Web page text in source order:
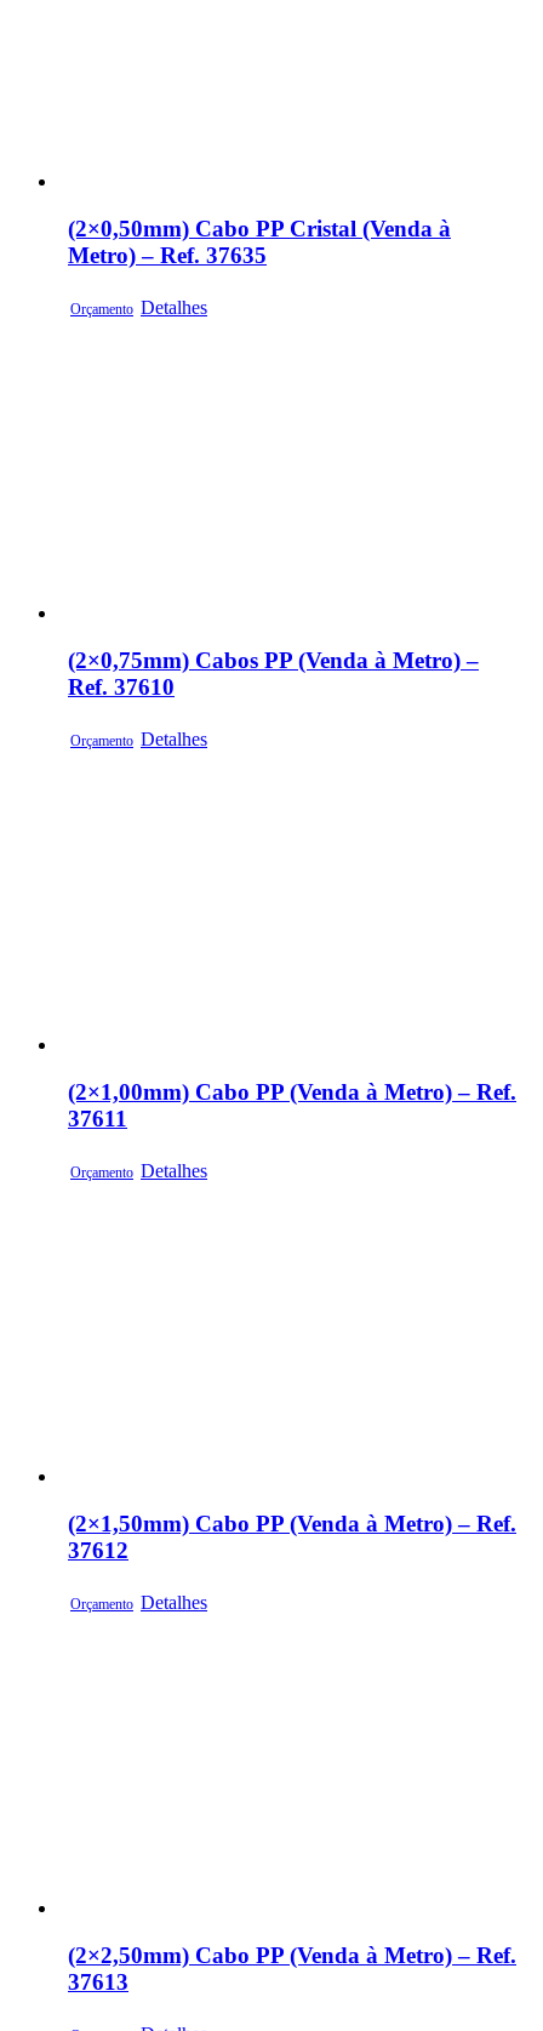
(2×0,50mm) Cabo PP Cristal (Venda à
Metro) – Ref. 37635
Orçamento Detalhes
(2×0,75mm) Cabos PP (Venda à Metro) –
Ref. 37610
Orçamento Detalhes
(2×1,00mm) Cabo PP (Venda à Metro) – Ref.
37611
Orçamento Detalhes
(2×1,50mm) Cabo PP (Venda à Metro) – Ref.
37612
Orçamento Detalhes
(2×2,50mm) Cabo PP (Venda à Metro) – Ref.
37613